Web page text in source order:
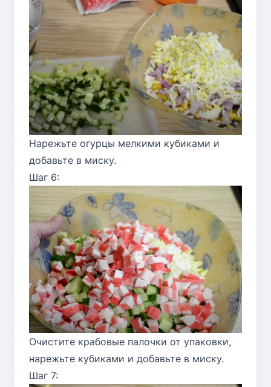
Нарежьте огурцы мелкими кубиками и
добавьте в миску.
Шаг 6:
Очистите крабовые палочки от упаковки,
нарежьте кубиками и добавьте в миску.
Шаг 7: